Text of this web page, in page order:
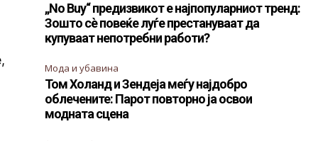
„No Buy“ предизвикот е најпопуларниот тренд:
Зошто сè повеќе луѓе престануваат да
купуваат непотребни работи?
Мода и убавина
Том Холанд и Зендеја меѓу најдобро
облечените: Парот повторно ја освои
модната сцена